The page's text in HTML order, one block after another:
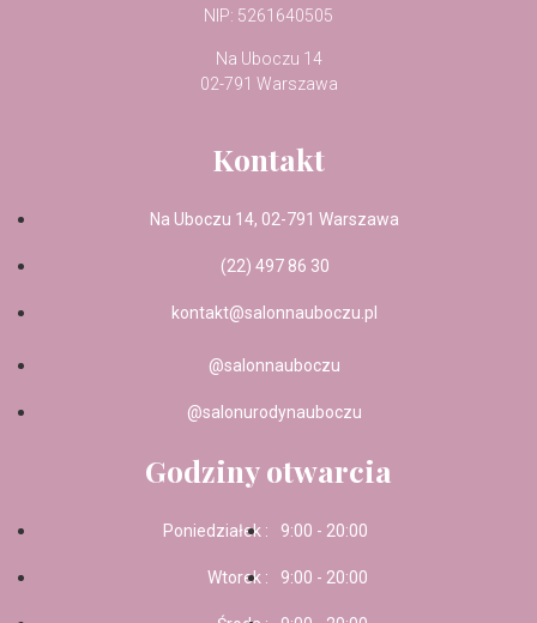
NIP: 5261640505
Na Uboczu 14
02-791 Warszawa
Kontakt
Na Uboczu 14, 02-791 Warszawa
(22) 497 86 30
kontakt@salonnauboczu.pl
@salonnauboczu
@salonurodynauboczu
Godziny otwarcia
Poniedziałek :
Wtorek :
9:00 - 20:00
9:00 - 20:00